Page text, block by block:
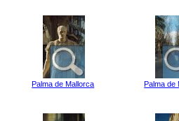
Palma de Mallorca Palma de